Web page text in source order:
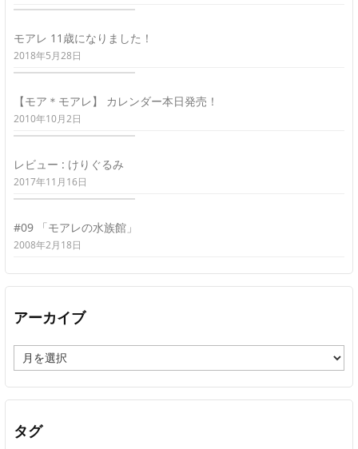
モアレ 11歳になりました！
2018年5月28日
【モア＊モアレ】 カレンダー本日発売！
2010年10月2日
レビュー : けりぐるみ
2017年11月16日
#09 「モアレの水族館」
2008年2月18日
アーカイブ
ー
カ
イ
タグ